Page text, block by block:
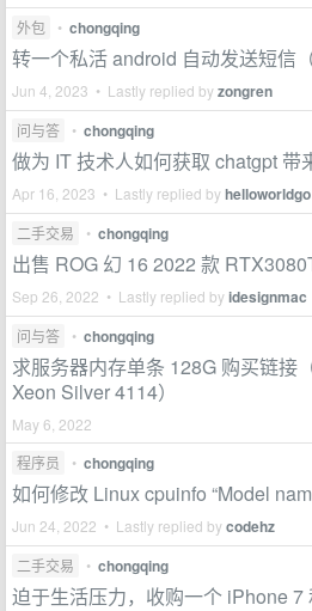
外包 • chongqing
转一个私活 android 自动发送短信
Jun 4, 2023 • Lastly replied byzongren
问与答 • chongqing
做为 IT 技术人如何获取 chatgpt 带
Apr 16, 2023 • Lastly replied byhelloworldgo
二手交易 • chongqing
出售 ROG 幻 16 2022 款
Sep 26, 2022 • Lastly replied byidesignmac
问与答 • chongqing
求服务器内存单条 128G 购买链接
Xeon Silver 4114）
May 6, 2022
程序员 • chongqing
如何修改 Linux cpuinfo “Model
Jun 24, 2022 • Lastly replied bycodehz
二手交易 • chongqing
迫于生活压力，收购一个 iPhone 7